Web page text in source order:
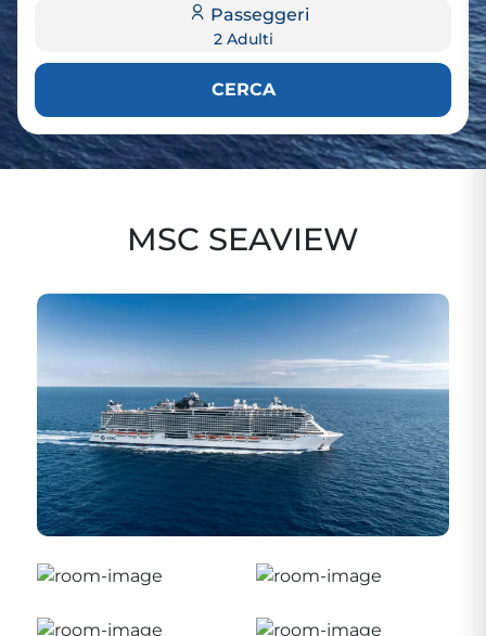
Passeggeri
2 Adulti
CERCA
MSC SEAVIEW